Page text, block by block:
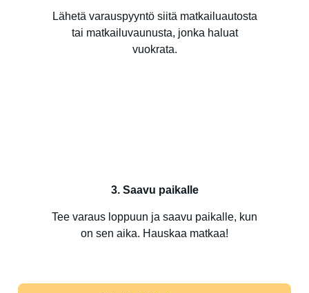
Lähetä varauspyyntö siitä matkailuautosta
tai matkailuvaunusta, jonka haluat
vuokrata.
3. Saavu paikalle
Tee varaus loppuun ja saavu paikalle, kun
on sen aika. Hauskaa matkaa!